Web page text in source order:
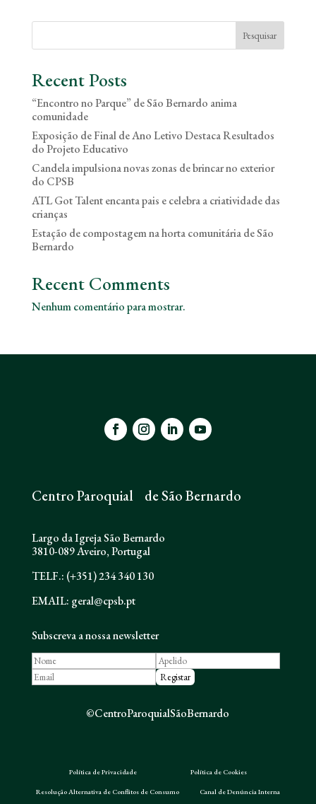
Pesquisar
Recent Posts
“Encontro no Parque” de São Bernardo anima
comunidade
Exposição de Final de Ano Letivo Destaca Resultados
do Projeto Educativo
Candela impulsiona novas zonas de brincar no exterior
do CPSB
ATL Got Talent encanta pais e celebra a criatividade das
crianças
Estação de compostagem na horta comunitária de São
Bernardo
Recent Comments
Nenhum comentário para mostrar.
Centro Paroquial de São Bernardo
Largo da Igreja São Bernardo
3810-089 Aveiro, Portugal
TELF.: (+351) 234 340 130
EMAIL: geral@cpsb.pt
Subscreva a nossa newsletter
©CentroParoquialSãoBernardo
Política de Privacidade Política de Cookies
Resolução Alternativa de Conflitos de Consumo Canal de Denúncia Interna